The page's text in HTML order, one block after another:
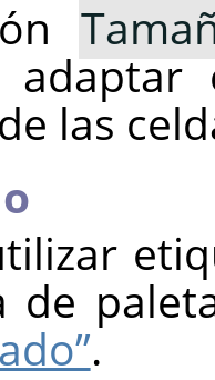
las
de
.